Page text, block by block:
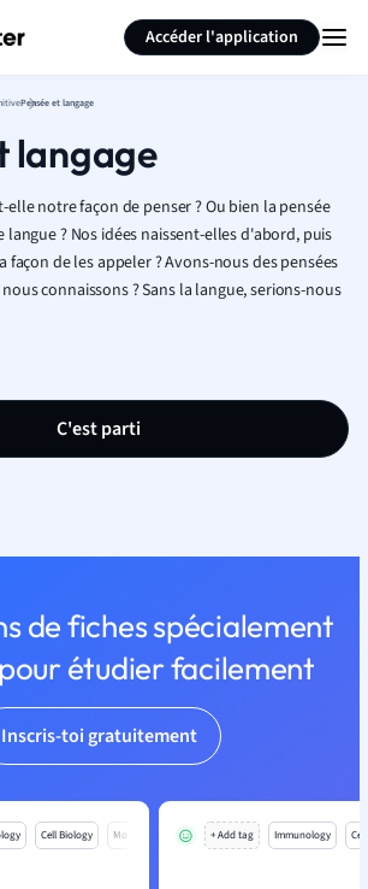
Accéder l'application
Pensée et langage
langage
notre façon de penser ? Ou bien la pensée
? Nos idées naissent-elles d'abord, puis
façon de les appeler ? Avons-nous des pensées
connaissons ? Sans la langue, serions-nous
C'est parti
de fiches spécialement
étudier facilement
Inscris-toi gratuitement
Cell Biology Mo + Add tag Immunology
Résumer la page